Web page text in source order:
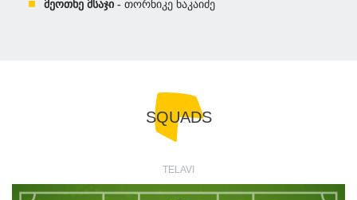
მეოთხე მსაჯი - თორნიკე ნაკაიძე
SQUADS
TELAVI